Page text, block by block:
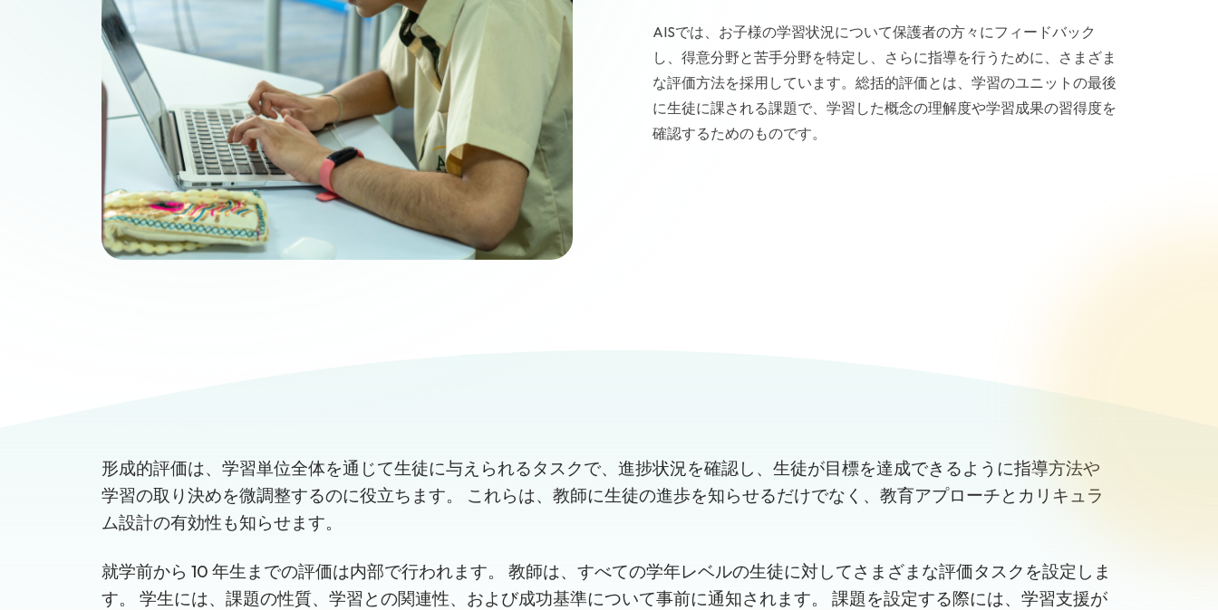
AISでは、お子様の学習状況について保護者の方々にフィードバック
し、得意分野と苦手分野を特定し、さらに指導を行うために、さまざま
な評価方法を採用しています。総括的評価とは、学習のユニットの最後
に生徒に課される課題で、学習した概念の理解度や学習成果の習得度を
確認するためのものです。
形成的評価は、学習単位全体を通じて生徒に与えられるタスクで、進捗状況を確認し、生徒が目標を達成できるように指導方法や
学習の取り決めを微調整するのに役立ちます。 これらは、教師に生徒の進歩を知らせるだけでなく、教育アプローチとカリキュラ
ム設計の有効性も知らせます。
就学前から 10 年生までの評価は内部で行われます。 教師は、すべての学年レベルの生徒に対してさまざまな評価タスクを設定しま
す。 学生には、課題の性質、学習との関連性、および成功基準について事前に通知されます。 課題を設定する際には、学習支援が